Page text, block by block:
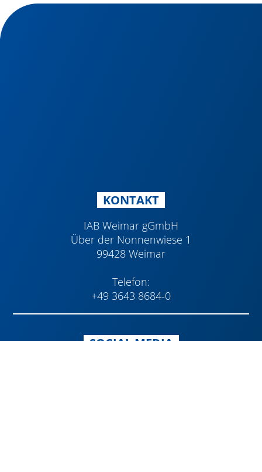
KONTAKT
IAB Weimar gGmbH
Über der Nonnenwiese 1
99428 Weimar
Telefon:
+49 3643 8684-0
SOCIAL MEDIA